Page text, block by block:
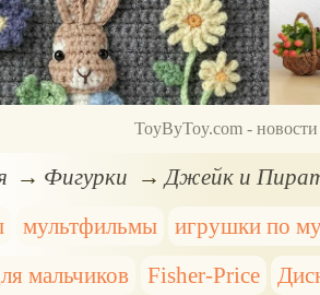
ToyByToy.com -
Фигурки
Джейк и
мультфильмы игрушки по
мальчиков
Fisher-Price